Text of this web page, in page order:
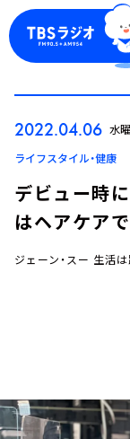
ログ
お知らせ
イベント
2022.04.06 水
ライフスタイル・健康
デビュー時
はヘアケアで
ジェーン・スー 生活は